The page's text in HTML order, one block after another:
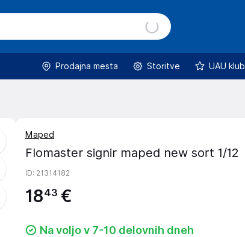
Prodajna mesta Storitve UAU klub
Maped
Flomaster signir maped new sort 1/12
ID: 21314182
1843 €
Na voljo v 7-10 delovnih dneh